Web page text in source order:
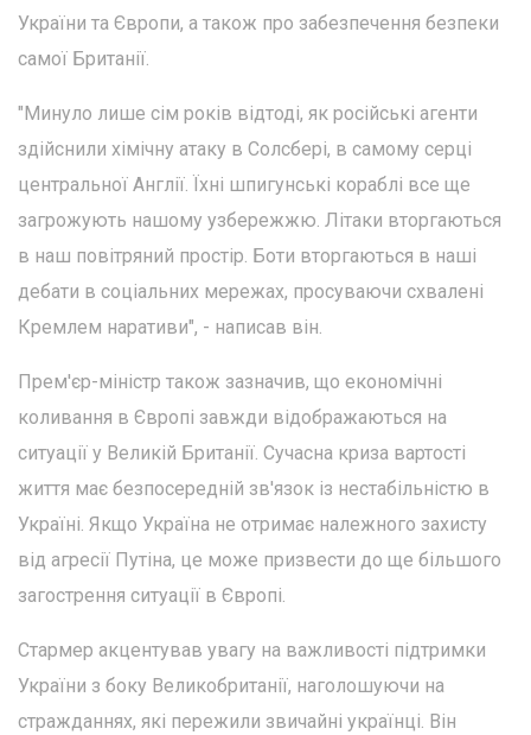
України та Європи, а також про забезпечення безпеки
самої Британії.
"Минуло лише сім років відтоді, як російські агенти
здійснили хімічну атаку в Солсбері, в самому серці
центральної Англії. Їхні шпигунські кораблі все ще
загрожують нашому узбережжю. Літаки вторгаються
в наш повітряний простір. Боти вторгаються в наші
дебати в соціальних мережах, просуваючи схвалені
Кремлем наративи", - написав він.
Прем'єр-міністр також зазначив, що економічні
коливання в Європі завжди відображаються на
ситуації у Великій Британії. Сучасна криза вартості
життя має безпосередній зв'язок із нестабільністю в
Україні. Якщо Україна не отримає належного захисту
від агресії Путіна, це може призвести до ще більшого
загострення ситуації в Європі.
Стармер акцентував увагу на важливості підтримки
України з боку Великобританії, наголошуючи на
стражданнях, які пережили звичайні українці. Він